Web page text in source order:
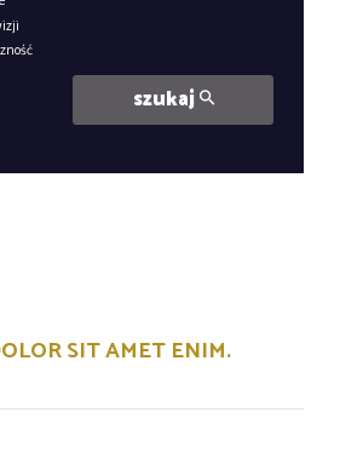
szukaj
SIT AMET ENIM.